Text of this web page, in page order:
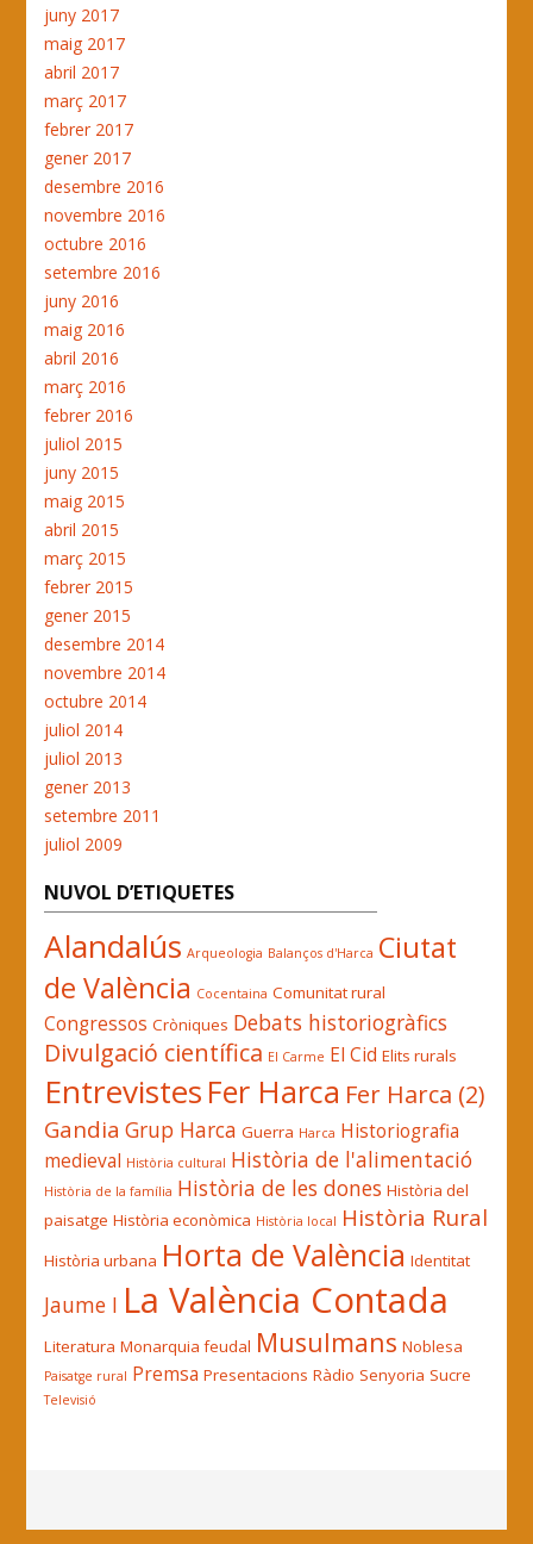
juny 2017
maig 2017
abril 2017
març 2017
febrer 2017
gener 2017
desembre 2016
novembre 2016
octubre 2016
setembre 2016
juny 2016
maig 2016
abril 2016
març 2016
febrer 2016
juliol 2015
juny 2015
maig 2015
abril 2015
març 2015
febrer 2015
gener 2015
desembre 2014
novembre 2014
octubre 2014
juliol 2014
juliol 2013
gener 2013
setembre 2011
juliol 2009
NUVOL D’ETIQUETES
Alandalús Arqueologia Balanços d'Harca Ciutat
de València Cocentaina Comunitat rural
Congressos Cròniques Debats historiogràfics
Divulgació científica El Carme El Cid Elits rurals
Entrevistes Fer Harca Fer Harca (2)
Gandia Grup Harca Guerra Harca Historiografia
medieval Història cultural Història de l'alimentació
Història de la família Història de les dones Història del
paisatge Història econòmica Història local Història Rural
Història urbana Horta de València Identitat
Jaume I La València Contada
Literatura Monarquia feudal Musulmans Noblesa
Paisatge rural Premsa Presentacions Ràdio Senyoria Sucre
Televisió